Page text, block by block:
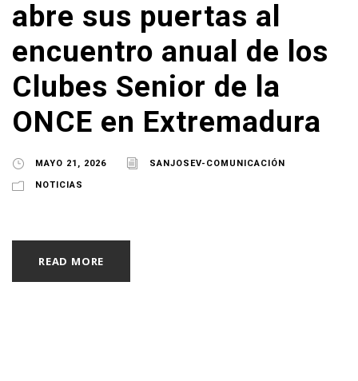
abre sus puertas al
encuentro anual de los
Clubes Senior de la
ONCE en Extremadura
MAYO 21, 2026 SANJOSEV-COMUNICACIÓN
NOTICIAS
READ MORE